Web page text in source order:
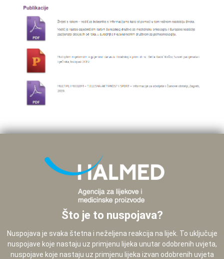
Što je to nuspojava?
Nuspojava je svaka štetna i neželjena reakcija na lijek. To uključuje
nuspojave koje nastaju uz primjenu lijeka unutar odobrenih uvjeta,
nuspojave koje nastaju uz primjenu lijeka izvan odobrenih uvjeta